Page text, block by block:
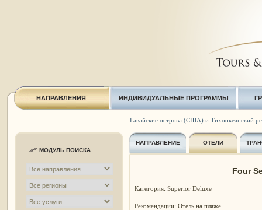
НАПРАВЛЕНИЯ ИНДИВИДУАЛЬНЫЕ ПРОГРАММЫ
МОДУЛЬ ПОИСКА
Гавайские острова (США) и Тихоокеанский
НАПРАВЛЕНИЕ ОТЕЛИ
Four
Категория: Superior Deluxe
Рекомендации: Отель на пляже